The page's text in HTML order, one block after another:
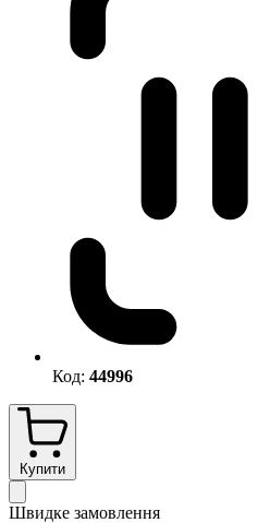
Код: 44996
Купити
Швидке замовлення